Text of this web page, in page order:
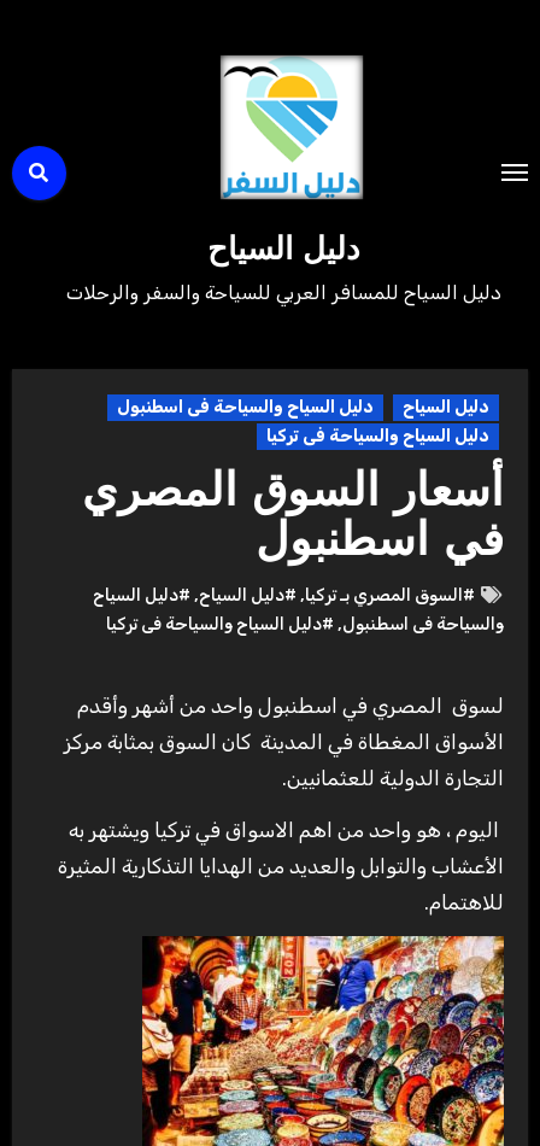
دليل السياح
دليل السياح للمسافر العربي للسياحة والسفر والرحلات
دليل السياح
دليل السياح والسياحة فى اسطنبول
دليل السياح والسياحة فى تركيا
أسعار السوق المصري
في اسطنبول
#السوق المصري بـ تركيا, #دليل السياح, #دليل السياح
والسياحة فى اسطنبول, #دليل السياح والسياحة فى تركيا
لسوق المصري في اسطنبول واحد من أشهر وأقدم
الأسواق المغطاة في المدينة كان السوق بمثابة مركز
التجارة الدولية للعثمانيين.
اليوم ، هو واحد من اهم الاسواق في تركيا ويشتهر به
الأعشاب والتوابل والعديد من الهدايا التذكارية المثيرة
للاهتمام.